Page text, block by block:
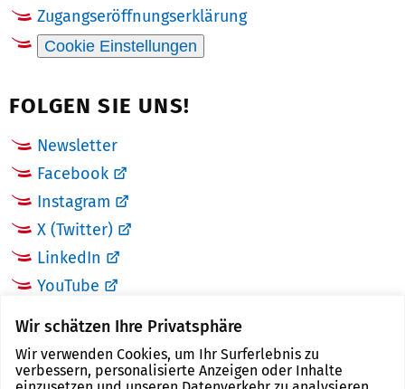
Wir schätzen Ihre Privatsphäre
Wir verwenden Cookies, um Ihr Surferlebnis zu
verbessern, personalisierte Anzeigen oder Inhalte
Zugangseröffnungserklärung
Cookie Einstellungen
FOLGEN SIE UNS!
Newsletter
Facebook
Instagram
X (Twitter)
LinkedIn
YouTube
LINKS
Landkreis Zwickau